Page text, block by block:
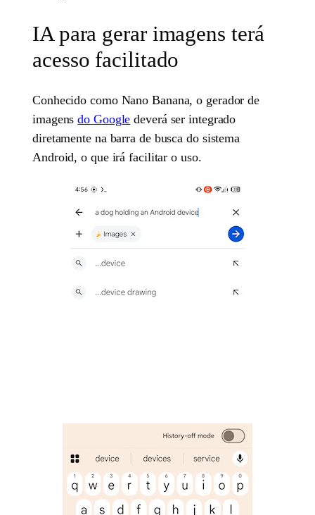
IA para gerar imagens terá
acesso facilitado
Conhecido como Nano Banana, o gerador de
imagensdo Google deverá ser integrado
diretamente na barra de busca do sistema
Android, o que irá facilitar o uso.